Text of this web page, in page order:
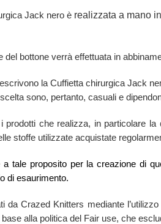
Jack nero è realizzata a mano
del bottone verrà effettuata in
la Cuffietta chirurgica Jack
sono, pertanto, casuali e
prodotti che realizza, in particolare
stoffe utilizzate acquistate
a tale proposito per la creazione di
di esaurimento.
da Crazed Knitters mediante
alla politica del Fair use, che